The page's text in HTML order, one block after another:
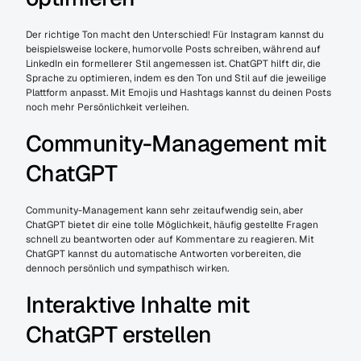
Der richtige Ton macht den Unterschied! Für Instagram kannst du
beispielsweise lockere, humorvolle Posts schreiben, während auf
LinkedIn ein formellerer Stil angemessen ist. ChatGPT hilft dir, die
Sprache zu optimieren, indem es den Ton und Stil auf die jeweilige
Plattform anpasst. Mit Emojis und Hashtags kannst du deinen Posts
noch mehr Persönlichkeit verleihen.
Community-Management mit
ChatGPT
Community-Management kann sehr zeitaufwendig sein, aber
ChatGPT bietet dir eine tolle Möglichkeit, häufig gestellte Fragen
schnell zu beantworten oder auf Kommentare zu reagieren. Mit
ChatGPT kannst du automatische Antworten vorbereiten, die
dennoch persönlich und sympathisch wirken.
Interaktive Inhalte mit
ChatGPT erstellen